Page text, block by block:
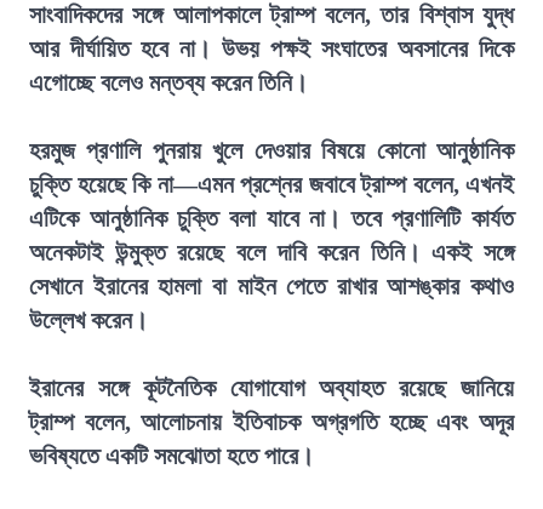
সাংবাদিকদের সঙ্গে আলাপকালে ট্রাম্প বলেন, তার বিশ্বাস যুদ্ধ
আর দীর্ঘায়িত হবে না। উভয় পক্ষই সংঘাতের অবসানের দিকে
এগোচ্ছে বলেও মন্তব্য করেন তিনি।
হরমুজ প্রণালি পুনরায় খুলে দেওয়ার বিষয়ে কোনো আনুষ্ঠানিক
চুক্তি হয়েছে কি না—এমন প্রশ্নের জবাবে ট্রাম্প বলেন, এখনই
এটিকে আনুষ্ঠানিক চুক্তি বলা যাবে না। তবে প্রণালিটি কার্যত
অনেকটাই উন্মুক্ত রয়েছে বলে দাবি করেন তিনি। একই সঙ্গে
সেখানে ইরানের হামলা বা মাইন পেতে রাখার আশঙ্কার কথাও
উল্লেখ করেন।
ইরানের সঙ্গে কূটনৈতিক যোগাযোগ অব্যাহত রয়েছে জানিয়ে
ট্রাম্প বলেন, আলোচনায় ইতিবাচক অগ্রগতি হচ্ছে এবং অদূর
ভবিষ্যতে একটি সমঝোতা হতে পারে।